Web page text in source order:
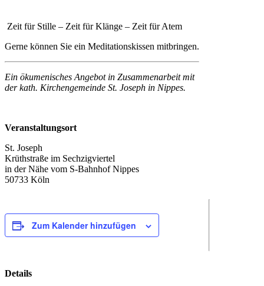
Zeit für Stille – Zeit für Klänge – Zeit für Atem
Gerne können Sie ein Meditationskissen mitbringen.
Ein ökumenisches Angebot in Zusammenarbeit mit
der kath. Kirchengemeinde St. Joseph in Nippes.
Veranstaltungsort
St. Joseph
Krüthstraße im Sechzigviertel
in der Nähe vom S-Bahnhof Nippes
50733 Köln
Zum Kalender hinzufügen
Details